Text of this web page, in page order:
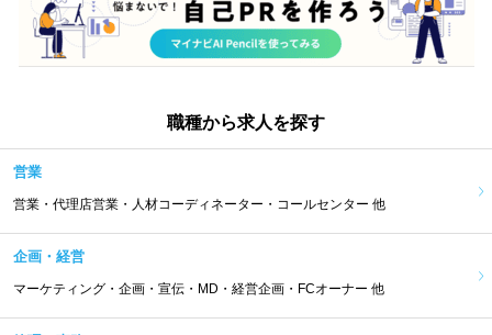
職種から求人を探す
営業
営業・代理店営業・人材コーディネーター・コールセンター 他
企画・経営
マーケティング・企画・宣伝・MD・経営企画・FCオーナー 他